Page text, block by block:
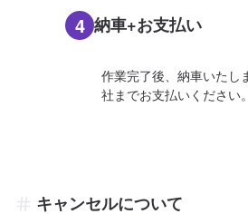
4 納車+お支払い
作業完了後、納車いたし
社までお支払いください。
キャンセルについて